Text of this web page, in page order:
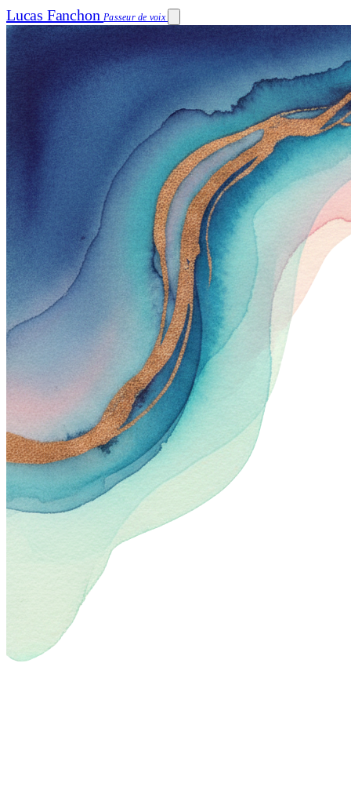
Lucas Fanchon Passeur de voix